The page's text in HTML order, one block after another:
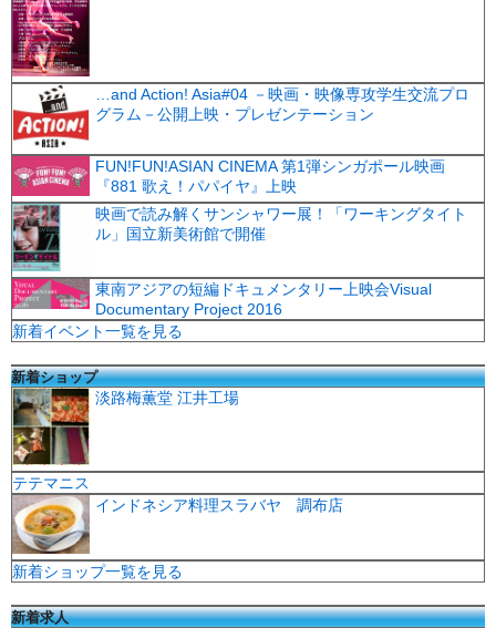
…and Action! Asia#04 －映画・映像専攻学生交流プロ
グラム－公開上映・プレゼンテーション
FUN!FUN!ASIAN CINEMA 第1弾シンガポール映画
『881 歌え！パパイヤ』上映
映画で読み解くサンシャワー展！「ワーキングタイト
ル」国立新美術館で開催
東南アジアの短編ドキュメンタリー上映会Visual
Documentary Project 2016
新着イベント一覧を見る
新着ショップ
淡路梅薫堂 江井工場
テテマニス
インドネシア料理スラバヤ 調布店
新着ショップ一覧を見る
新着求人